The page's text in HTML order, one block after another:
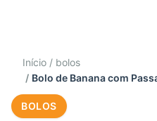
Início
bolos
Bolo de Banana com
BOLOS